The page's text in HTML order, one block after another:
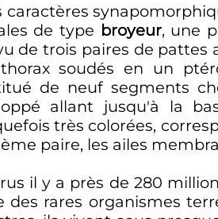
caractères
de type broyeur, une
de trois paires de pattes
soudés en un
de neuf segments
allant jusqu'à la
très colorées,
paire, les ailes
il y a près de 280
des rares organismes